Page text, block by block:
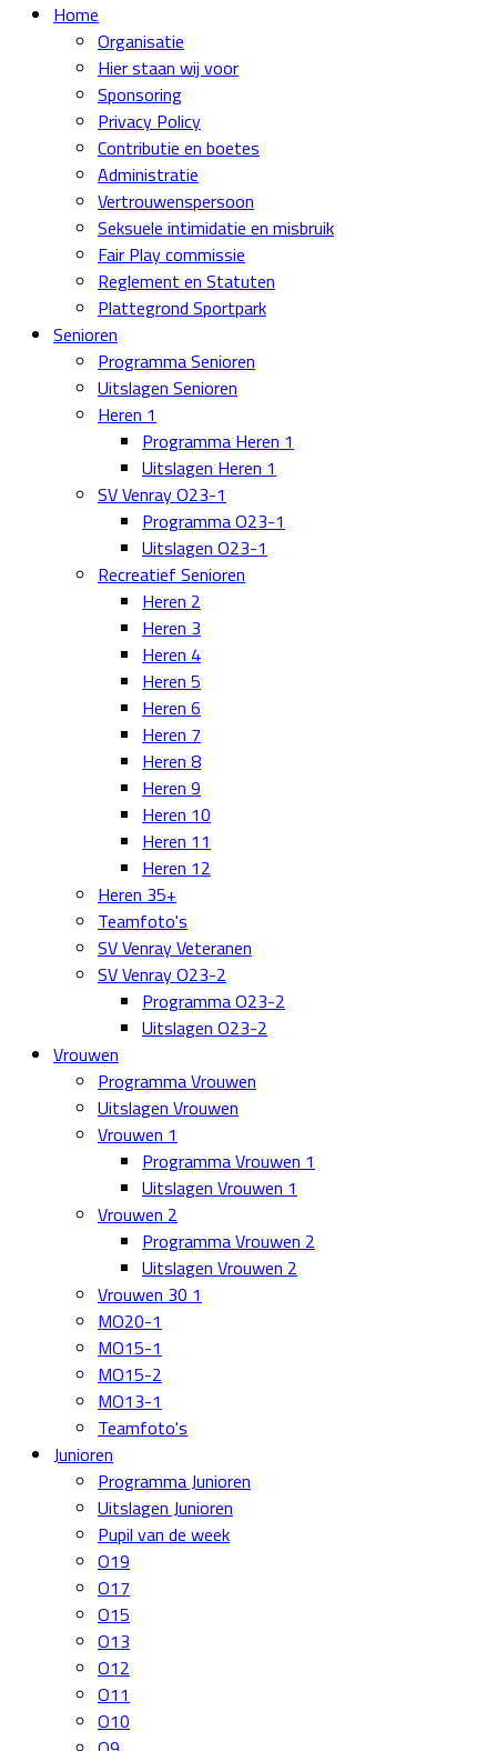
Home
Organisatie
Hier staan wij voor
Sponsoring
Privacy Policy
Contributie en boetes
Administratie
Vertrouwenspersoon
Seksuele intimidatie en misbruik
Fair Play commissie
Reglement en Statuten
Plattegrond Sportpark
Senioren
Programma Senioren
Uitslagen Senioren
Heren 1
Programma Heren 1
Uitslagen Heren 1
SV Venray O23-1
Programma O23-1
Uitslagen O23-1
Recreatief Senioren
Heren 2
Heren 3
Heren 4
Heren 5
Heren 6
Heren 7
Heren 8
Heren 9
Heren 10
Heren 11
Heren 12
Heren 35+
Teamfoto's
SV Venray Veteranen
SV Venray O23-2
Programma O23-2
Uitslagen O23-2
Vrouwen
Programma Vrouwen
Uitslagen Vrouwen
Vrouwen 1
Programma Vrouwen 1
Uitslagen Vrouwen 1
Vrouwen 2
Programma Vrouwen 2
Uitslagen Vrouwen 2
Vrouwen 30 1
MO20-1
MO15-1
MO15-2
MO13-1
Teamfoto's
Junioren
Programma Junioren
Uitslagen Junioren
Pupil van de week
O19
O17
O15
O13
O12
O11
O10